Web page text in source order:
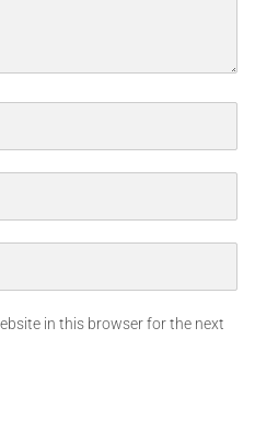
in this browser for the next